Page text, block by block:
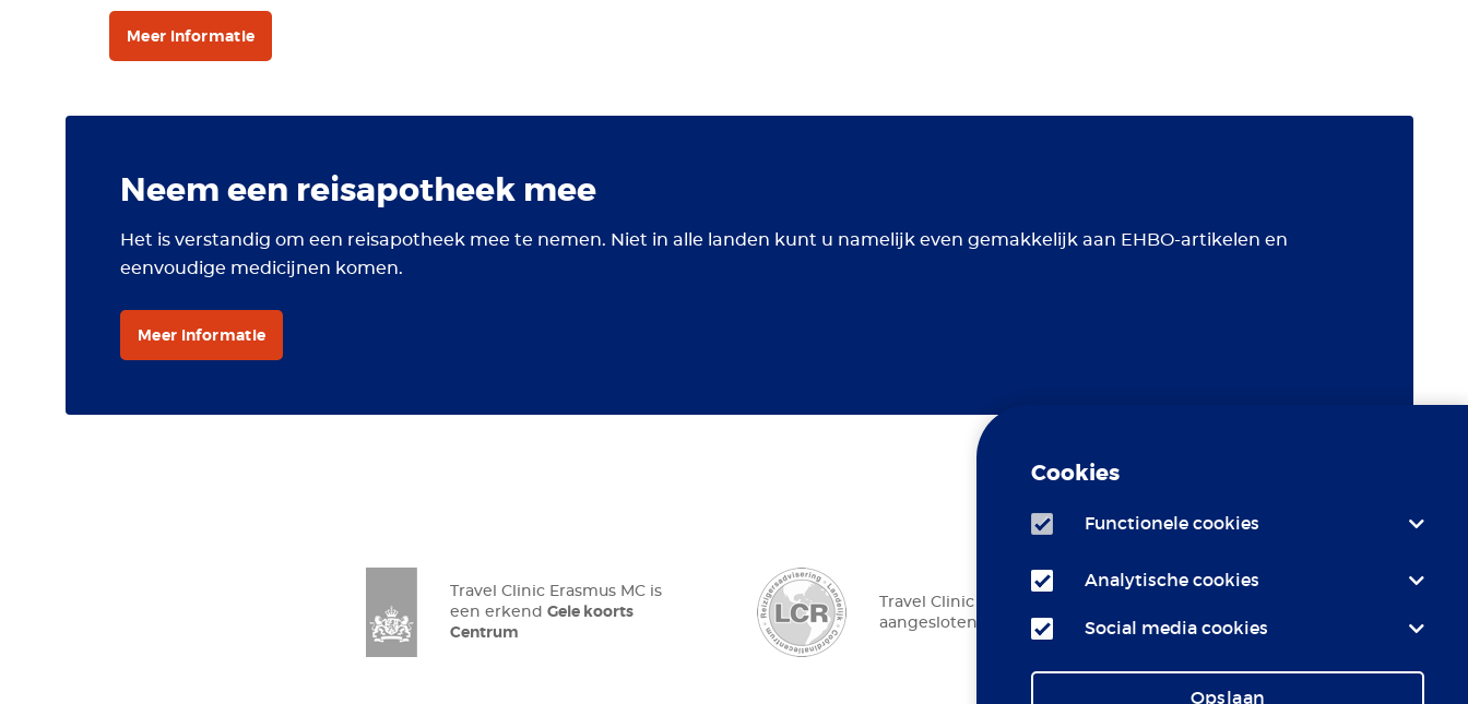
Meer informatie
Neem een reisapotheek mee
Het is verstandig om een reisapotheek mee te nemen. Niet in alle landen kunt u namelijk even gemakkelijk aan EHBO-artikelen en
eenvoudige medicijnen komen.
Meer informatie
Travel Clinic Erasmus MC is
een erkendGele koorts
Centrum
Travel Clinic Erasmus MC is
aangesloten bij hetLCR
Cookies
Functionele cookies
Analytische cookies
Social media cookies
Opslaan